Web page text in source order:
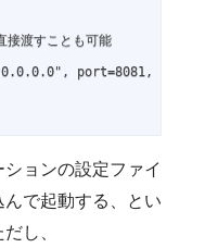
渡すことも可能
port=8081,
ョンの設定ファイ
で起動する、とい
し、